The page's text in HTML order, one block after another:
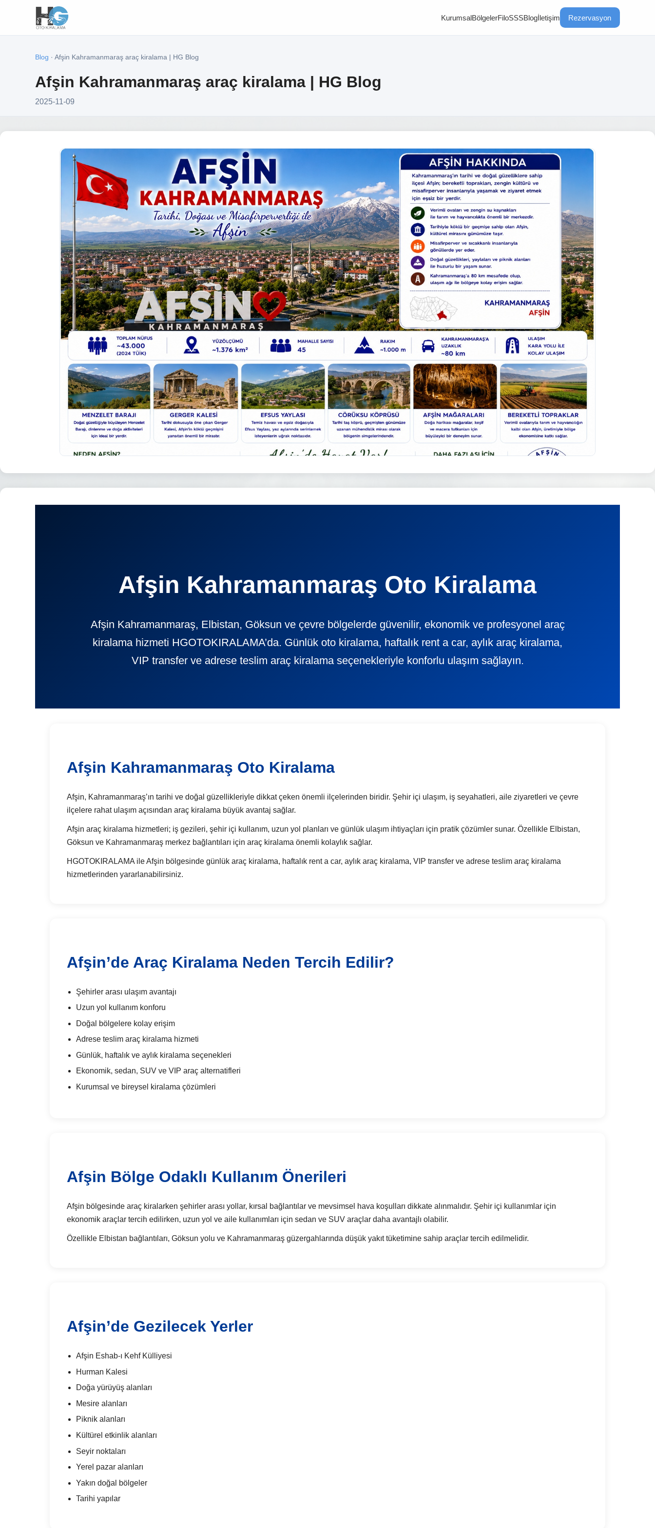
KurumsalBölgelerFiloSSSBlogİletişim Rezervasyon
Blog · Afşin Kahramanmaraş araç kiralama | HG Blog
Afşin Kahramanmaraş araç kiralama | HG Blog
2025-11-09
Afşin Kahramanmaraş Oto Kiralama
Afşin Kahramanmaraş, Elbistan, Göksun ve çevre bölgelerde güvenilir, ekonomik ve profesyonel araç
kiralama hizmeti HGOTOKIRALAMA’da. Günlük oto kiralama, haftalık rent a car, aylık araç kiralama,
VIP transfer ve adrese teslim araç kiralama seçenekleriyle konforlu ulaşım sağlayın.
Afşin Kahramanmaraş Oto Kiralama
Afşin, Kahramanmaraş’ın tarihi ve doğal güzellikleriyle dikkat çeken önemli ilçelerinden biridir. Şehir içi ulaşım, iş seyahatleri, aile ziyaretleri ve çevre
ilçelere rahat ulaşım açısından araç kiralama büyük avantaj sağlar.
Afşin araç kiralama hizmetleri; iş gezileri, şehir içi kullanım, uzun yol planları ve günlük ulaşım ihtiyaçları için pratik çözümler sunar. Özellikle Elbistan,
Göksun ve Kahramanmaraş merkez bağlantıları için araç kiralama önemli kolaylık sağlar.
HGOTOKIRALAMA ile Afşin bölgesinde günlük araç kiralama, haftalık rent a car, aylık araç kiralama, VIP transfer ve adrese teslim araç kiralama
hizmetlerinden yararlanabilirsiniz.
Afşin’de Araç Kiralama Neden Tercih Edilir?
Şehirler arası ulaşım avantajı
Uzun yol kullanım konforu
Doğal bölgelere kolay erişim
Adrese teslim araç kiralama hizmeti
Günlük, haftalık ve aylık kiralama seçenekleri
Ekonomik, sedan, SUV ve VIP araç alternatifleri
Kurumsal ve bireysel kiralama çözümleri
Afşin Bölge Odaklı Kullanım Önerileri
Afşin bölgesinde araç kiralarken şehirler arası yollar, kırsal bağlantılar ve mevsimsel hava koşulları dikkate alınmalıdır. Şehir içi kullanımlar için
ekonomik araçlar tercih edilirken, uzun yol ve aile kullanımları için sedan ve SUV araçlar daha avantajlı olabilir.
Özellikle Elbistan bağlantıları, Göksun yolu ve Kahramanmaraş güzergahlarında düşük yakıt tüketimine sahip araçlar tercih edilmelidir.
Afşin’de Gezilecek Yerler
Afşin Eshab-ı Kehf Külliyesi
Hurman Kalesi
Doğa yürüyüş alanları
Mesire alanları
Piknik alanları
Kültürel etkinlik alanları
Seyir noktaları
Yerel pazar alanları
Yakın doğal bölgeler
Tarihi yapılar